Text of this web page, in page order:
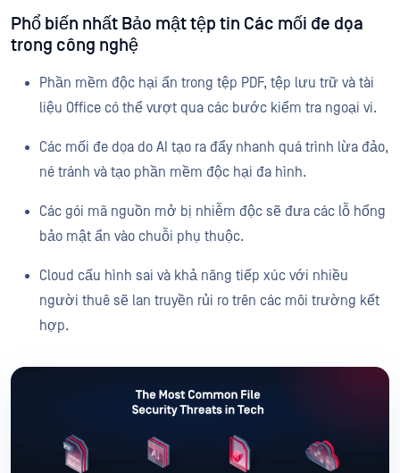
Phổ biến nhất Bảo mật tệp tin Các mối đe dọa
trong công nghệ
Phần mềm độc hại ẩn trong tệp PDF, tệp lưu trữ và tài
liệu Office có thể vượt qua các bước kiểm tra ngoại vi.
Các mối đe dọa do AI tạo ra đẩy nhanh quá trình lừa đảo,
né tránh và tạo phần mềm độc hại đa hình.
Các gói mã nguồn mở bị nhiễm độc sẽ đưa các lỗ hổng
bảo mật ẩn vào chuỗi phụ thuộc.
Cloud cấu hình sai và khả năng tiếp xúc với nhiều
người thuê sẽ lan truyền rủi ro trên các môi trường kết
hợp.